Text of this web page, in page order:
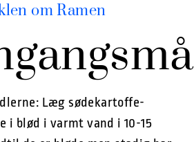
om Ramen
Læg sødekartoffe-
i blød i varmt vand i 10-15